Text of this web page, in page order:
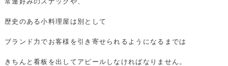
歴史のある小料理屋は別として
ブランド力でお客様を引き寄せられるようになるまでは
きちんと看板を出してアピールしなければなりません。